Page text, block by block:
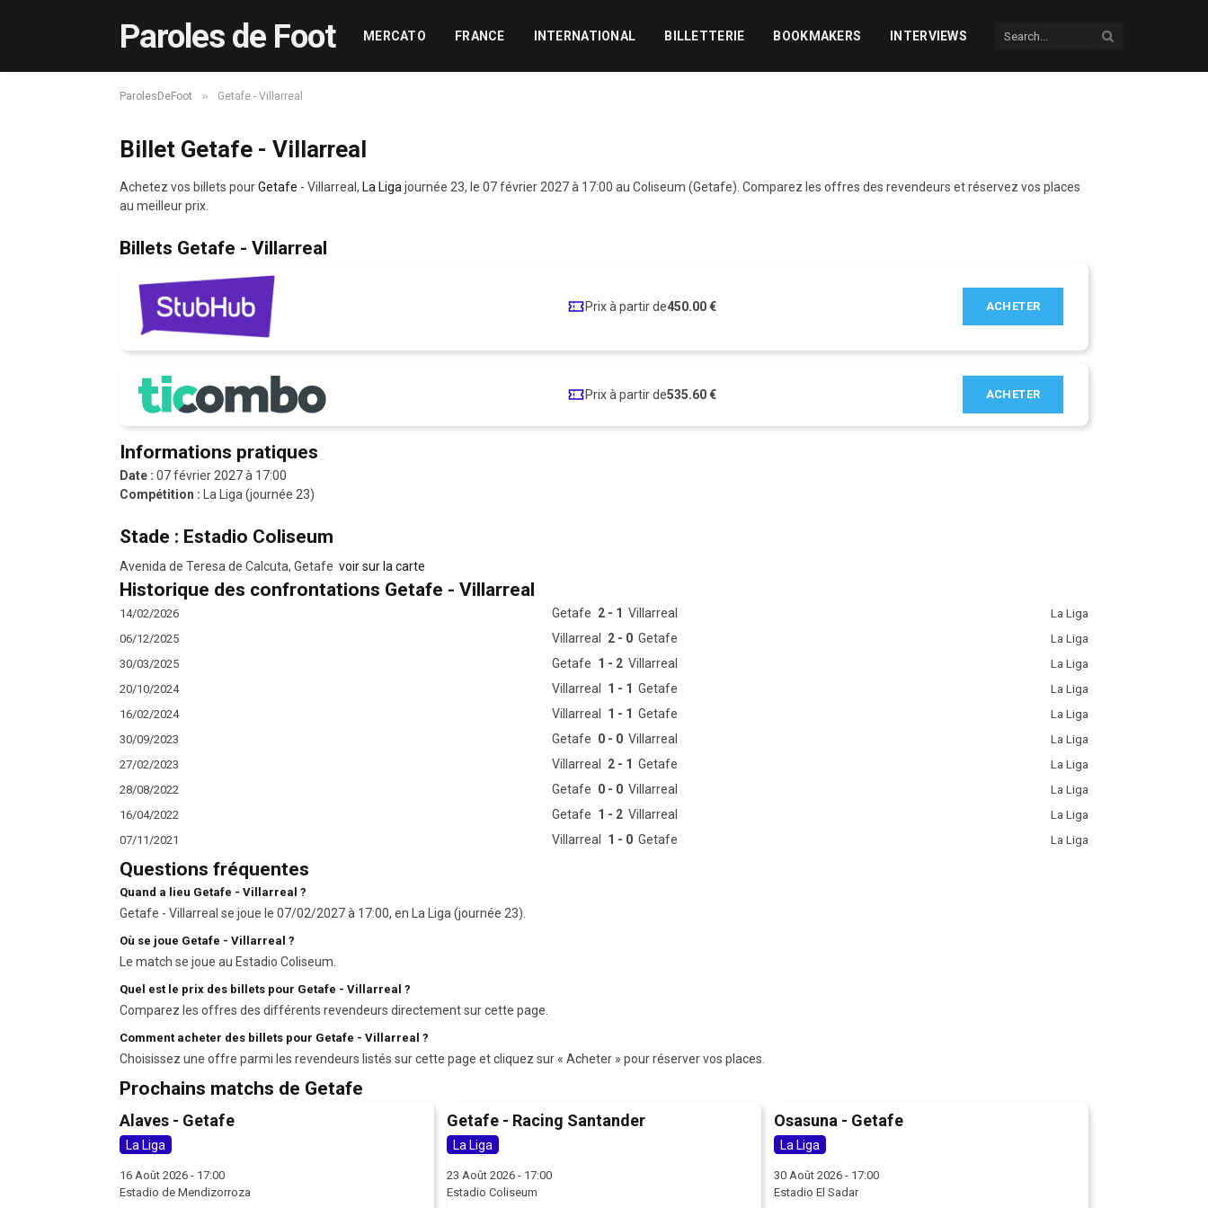
Paroles de Foot MERCATO FRANCE INTERNATIONAL BILLETTERIE BOOKMAKERS INTERVIEWS
ParolesDeFoot » Getafe - Villarreal
Billet Getafe - Villarreal
Achetez vos billets pourGetafe - Villarreal, La Liga journée 23, le 07 février 2027 à 17:00 au Coliseum (Getafe). Comparez les offres des revendeurs et réservez vos places
au meilleur prix.
Billets Getafe - Villarreal
Prix à partir de450.00 € ACHETER
Prix à partir de535.60 € ACHETER
Informations pratiques
Date : 07 février 2027 à 17:00
Compétition : La Liga (journée 23)
Stade : Estadio Coliseum
Avenida de Teresa de Calcuta, Getafe voir sur la carte
Historique des confrontations Getafe - Villarreal
14/02/2026 Getafe 2 - 1 Villarreal
La Liga
06/12/2025
Villarreal 2 - 0 Getafe
La Liga
30/03/2025
Getafe 1 - 2 Villarreal
La Liga
20/10/2024
Villarreal 1 - 1 Getafe
La Liga
16/02/2024
Villarreal 1 - 1 Getafe
La Liga
30/09/2023
Getafe 0 - 0 Villarreal
La Liga
27/02/2023
Villarreal 2 - 1 Getafe
La Liga
28/08/2022
Getafe 0 - 0 Villarreal
La Liga
16/04/2022
Getafe 1 - 2 Villarreal
La Liga
07/11/2021
Villarreal 1 - 0 Getafe La Liga
Questions fréquentes
Quand a lieu Getafe - Villarreal ?
Getafe - Villarreal se joue le 07/02/2027 à 17:00, en La Liga (journée 23).
Où se joue Getafe - Villarreal ?
Le match se joue au Estadio Coliseum.
Quel est le prix des billets pour Getafe - Villarreal ?
Comparez les offres des différents revendeurs directement sur cette page.
Comment acheter des billets pour Getafe - Villarreal ?
Choisissez une offre parmi les revendeurs listés sur cette page et cliquez sur « Acheter » pour réserver vos places.
Prochains matchs de Getafe
Alaves - Getafe
La Liga
16 Août 2026 - 17:00
Estadio de Mendizorroza
Getafe - Racing Santander
La Liga
23 Août 2026 - 17:00
Estadio Coliseum
Osasuna - Getafe
La Liga
30 Août 2026 - 17:00
Estadio El Sadar